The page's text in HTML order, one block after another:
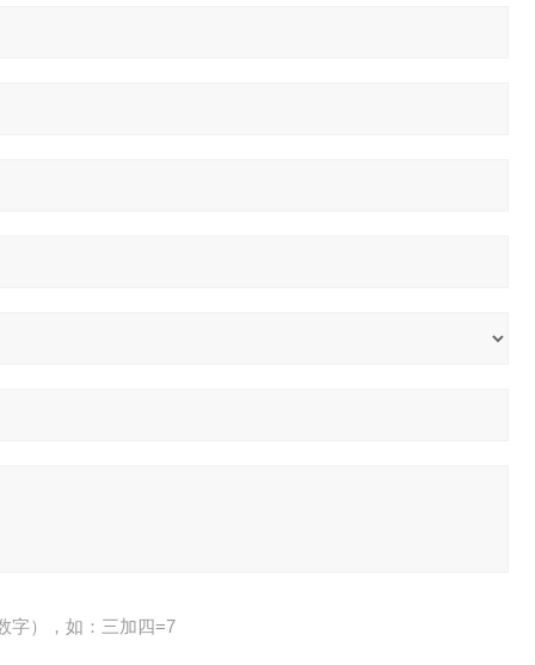
字），如：三加四=7